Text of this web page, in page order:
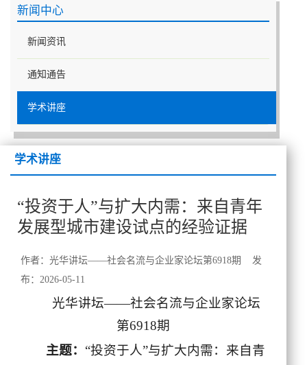
新闻中心
新闻资讯
通知通告
学术讲座
学术讲座
“投资于人”与扩大内需：来自青年
发展型城市建设试点的经验证据
作者：光华讲坛——社会名流与企业家论坛第6918期 发
布：2026-05-11
光华讲坛——社会名流与企业家论坛
第6918期
主题： “投资于人”与扩大内需：来自青